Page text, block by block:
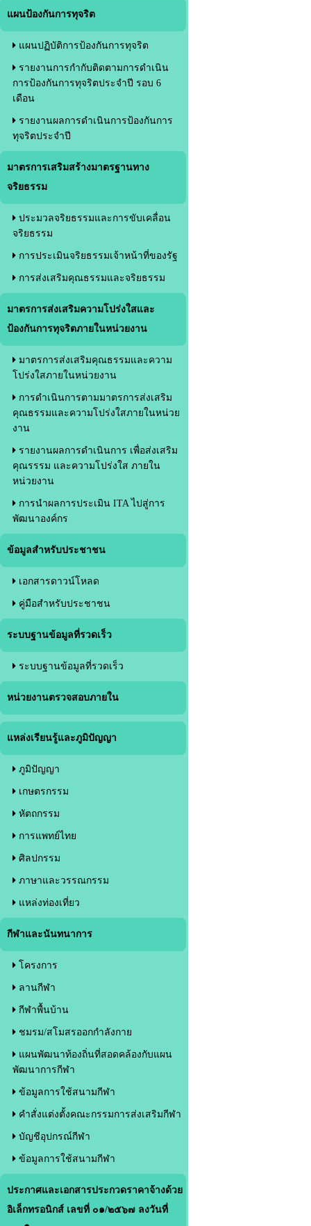
แผนป้องกันการทุจริต
แผนปฏิบัติการป้องกันการทุจริต
รายงานการกำกับติดตามการดำเนิน
การป้องกันการทุจริตประจำปี รอบ 6
เดือน
รายงานผลการดำเนินการป้องกันการ
ทุจริตประจำปี
มาตรการเสริมสร้างมาตรฐานทาง
จริยธรรม
ประมวลจริยธรรมและการขับเคลื่อน
จริยธรรม
การประเมินจริยธรรมเจ้าหน้าที่ของรัฐ
การส่งเสริมคุณธรรมและจริยธรรม
มาตรการส่งเสริมความโปร่งใสและ
ป้องกันการทุจริตภายในหน่วยงาน
มาตรการส่งเสริมคุณธรรมและความ
โปร่งใสภายในหน่วยงาน
การดำเนินการตามมาตรการส่งเสริม
คุณธรรมและความโปร่งใสภายในหน่วย
งาน
รายงานผลการดำเนินการ เพื่อส่งเสริม
คุณรรรม และความโปร่งใส ภายใน
หน่วยงาน
การนำผลการประเมิน ITA ไปสู่การ
พัฒนาองค์กร
ข้อมูลสำหรับประชาชน
เอกสารดาวน์โหลด
คู่มือสำหรับประชาชน
ระบบฐานข้อมูลที่รวดเร็ว
ระบบฐานข้อมูลที่รวดเร็ว
หน่วยงานตรวจสอบภายใน
แหล่งเรียนรู้และภูมิปัญญา
ภูมิปัญญา
เกษตรกรรม
หัตถกรรม
การแพทย์ไทย
ศิลปกรรม
ภาษาและวรรณกรรม
แหล่งท่องเที่ยว
กีฬาและนันทนาการ
โครงการ
ลานกีฬา
กีฬาพื้นบ้าน
ชมรม/สโมสรออกกำลังกาย
แผนพัฒนาท้องถิ่นที่สอดคล้องกับแผน
พัฒนาการกีฬา
ข้อมูลการใช้สนามกีฬา
คำสั่งแต่งตั้งคณะกรรมการส่งเสริมกีฬา
บัญชีอุปกรณ์กีฬา
ข้อมูลการใช้สนามกีฬา
ประกาศและเอกสารประกวดราคาจ้างด้วย
อิเล็กทรอนิกส์ เลขที่ ๐๑/๒๕๖๗ ลงวันที่